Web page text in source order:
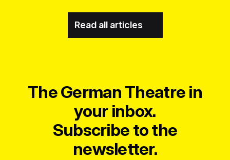
Read all articles
The German Theatre in
your inbox.
Subscribe to the
newsletter.